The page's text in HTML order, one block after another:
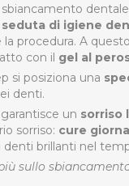
seduta di igiene
procedura. A
con il gel al
si posiziona una
denti.
un sorriso
sorriso: cure
brillanti nel
sullo